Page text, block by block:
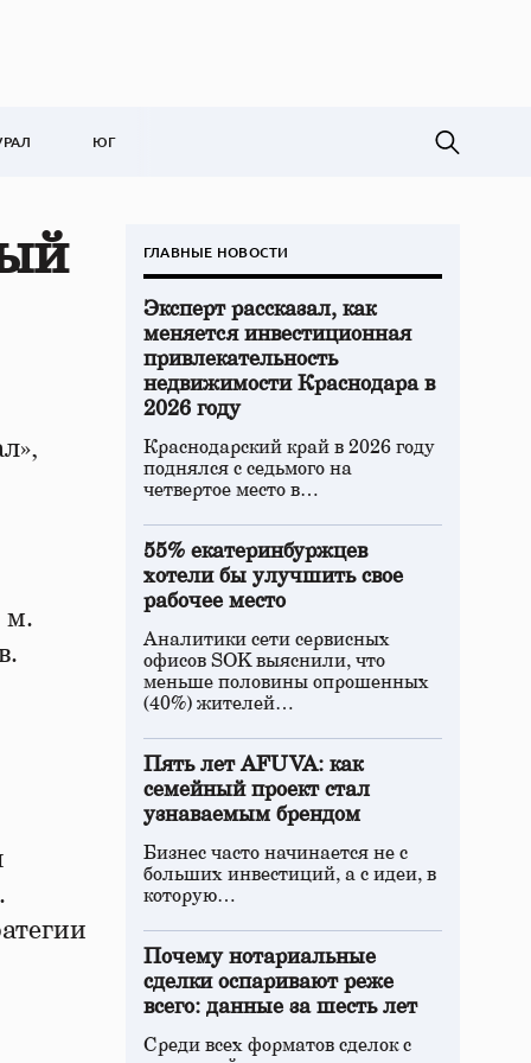
ЮГ
м.
ГЛАВНЫЕ НОВОСТИ
Эксперт рассказал, как
меняется инвестиционная
привлекательность
недвижимости Краснодара в
2026 году
Краснодарский край в 2026 году
поднялся с седьмого на
четвертое место в…
55% екатеринбуржцев
хотели бы улучшить свое
рабочее место
Аналитики сети сервисных
офисов SOK выяснили, что
меньше половины опрошенных
(40%) жителей…
Пять лет AFUVA: как
семейный проект стал
узнаваемым брендом
Бизнес часто начинается не с
больших инвестиций, а с идеи, в
которую…
Почему нотариальные
сделки оспаривают реже
всего: данные за шесть лет
Среди всех форматов сделок с